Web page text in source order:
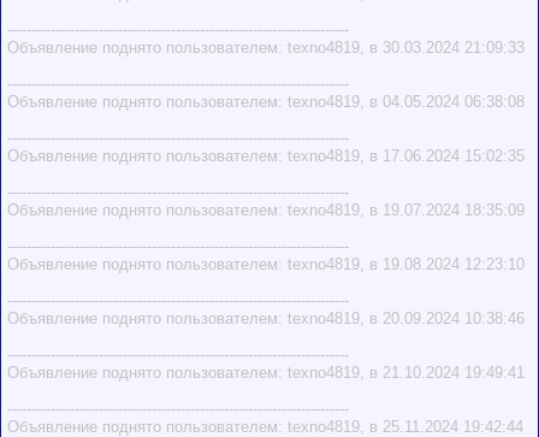
-----------------------------------------------------------------------
Объявление поднято пользователем: texno4819, в 30.03.2024 21:09:33
-----------------------------------------------------------------------
Объявление поднято пользователем: texno4819, в 04.05.2024 06:38:08
-----------------------------------------------------------------------
Объявление поднято пользователем: texno4819, в 17.06.2024 15:02:35
-----------------------------------------------------------------------
Объявление поднято пользователем: texno4819, в 19.07.2024 18:35:09
-----------------------------------------------------------------------
Объявление поднято пользователем: texno4819, в 19.08.2024 12:23:10
-----------------------------------------------------------------------
Объявление поднято пользователем: texno4819, в 20.09.2024 10:38:46
-----------------------------------------------------------------------
Объявление поднято пользователем: texno4819, в 21.10.2024 19:49:41
-----------------------------------------------------------------------
Объявление поднято пользователем: texno4819, в 25.11.2024 19:42:44